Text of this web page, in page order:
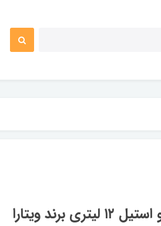
برند ویتارا